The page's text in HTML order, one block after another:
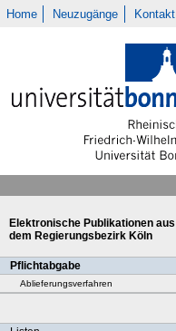
Home Neuzugänge Kontakt
Elektronische Publikationen aus
dem Regierungsbezirk Köln
Pflichtabgabe
Ablieferungsverfahren